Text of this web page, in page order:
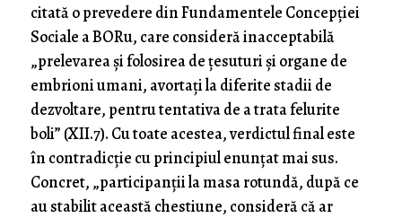
citată o prevedere din Fundamentele Concepției
Sociale a BORu, care consideră inacceptabilă
„prelevarea și folosirea de țesuturi și organe de
embrioni umani, avortați la diferite stadii de
dezvoltare, pentru tentativa de a trata felurite
boli” (XII.7). Cu toate acestea, verdictul final este
în contradicție cu principiul enunțat mai sus.
Concret, „participanții la masa rotundă, după ce
au stabilit această chestiune, consideră că ar